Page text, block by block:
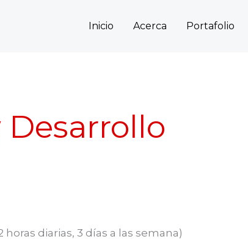
Inicio Acerca Portafolio
Desarrollo
diarias, 3 días a las semana)